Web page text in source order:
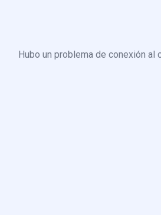
Hubo un problema de conexión al